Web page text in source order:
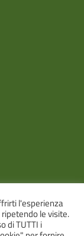
l'esperienza
le visite.
di TUTTI i